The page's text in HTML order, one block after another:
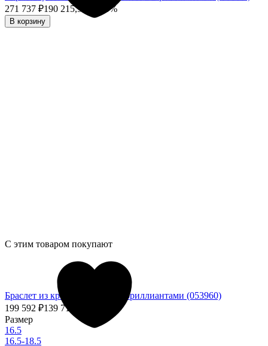
271 737 ₽190 215,90 - 30%
В корзину
Браслет из красного золота с бриллиантами (053960)
199 592 ₽139 714,40
Размер
16.5
16.5-18.5
С этим товаром покупают